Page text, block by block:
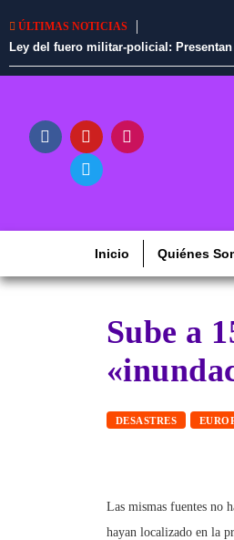
ÚLTIMAS NOTICIAS
Ley del fuero militar-policial:
Inicio Quiénes
Sube a
DESASTRES
Las mismas fuentes no
hayan localizado en la